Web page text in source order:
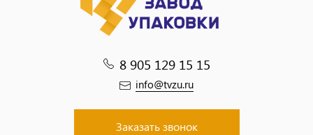
8 905 129 15 15
info@tvzu.ru
Заказать звонок